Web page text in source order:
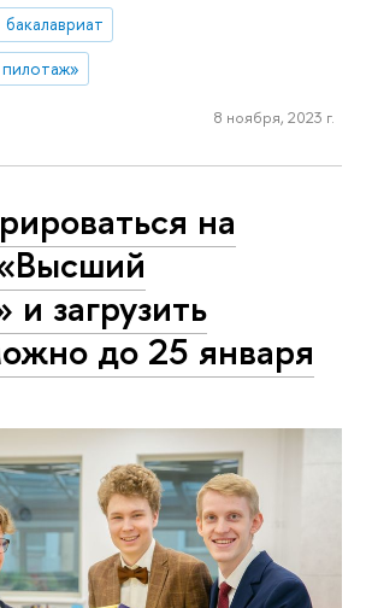
бакалавриат
8 ноября, 2023 г.
на
загрузить
до 25 января